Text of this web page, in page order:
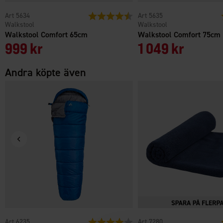
Walkstool Comfort 65cm
Walkstool
5634
999 kr
Betyg: 4.6 utav 5 stjärnor
Walkstool Comfort 75cm
Walkstool
5635
1 049 kr
Andra köpte även
Betyg: 4.0 utav 5 stjärnor